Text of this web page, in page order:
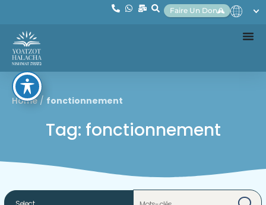
Faire Un Don
Home/ fonctionnement
Tag: fonctionnement